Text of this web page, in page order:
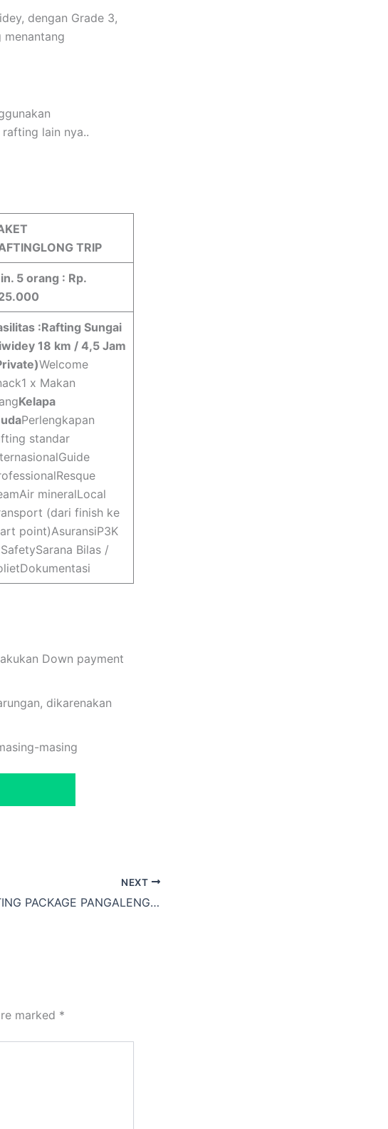
dengan Grade 3,
menantang
lain nya..
LONG TRIP
5 orang : Rp.
:Rafting Sungai
18 km / 4,5 Jam
Welcome
x Makan
Kelapa
Perlengkapan
standar
mineralLocal
(dari finish ke
point)AsuransiP3K
Bilas /
Down payment
dikarenakan
masing
NEXT
RAFTING PACKAGE PANGALENGAN
marked *